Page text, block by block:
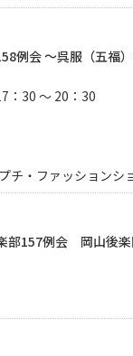
例会 ～呉服（五福
：30 ～ 20：30
チ・ファッションシ
157例会 岡山後楽